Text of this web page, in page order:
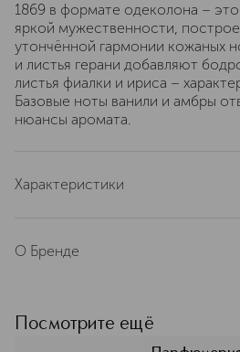
1869 в формате одеколона –
яркой мужественности,
утончённой гармонии кожаных
и листья герани добавляют
листья фиалки и ириса –
Базовые ноты ванили и амбры
нюансы аромата.
Характеристики
артикул
О Бренде
фабрика
всём мире за
Посмотрите ещё